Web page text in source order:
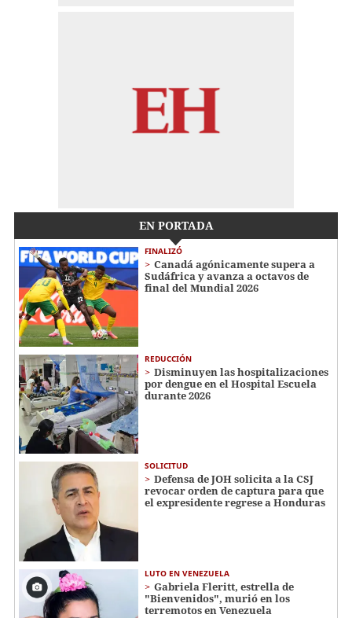
EN PORTADA
FINALIZÓ
Canadá agónicamente supera a
Sudáfrica y avanza a octavos de
final del Mundial 2026
REDUCCIÓN
Disminuyen las hospitalizaciones
por dengue en el Hospital Escuela
durante 2026
SOLICITUD
Defensa de JOH solicita a la CSJ
revocar orden de captura para que
el expresidente regrese a Honduras
LUTO EN VENEZUELA
Gabriela Fleritt, estrella de
"Bienvenidos", murió en los
terremotos en Venezuela